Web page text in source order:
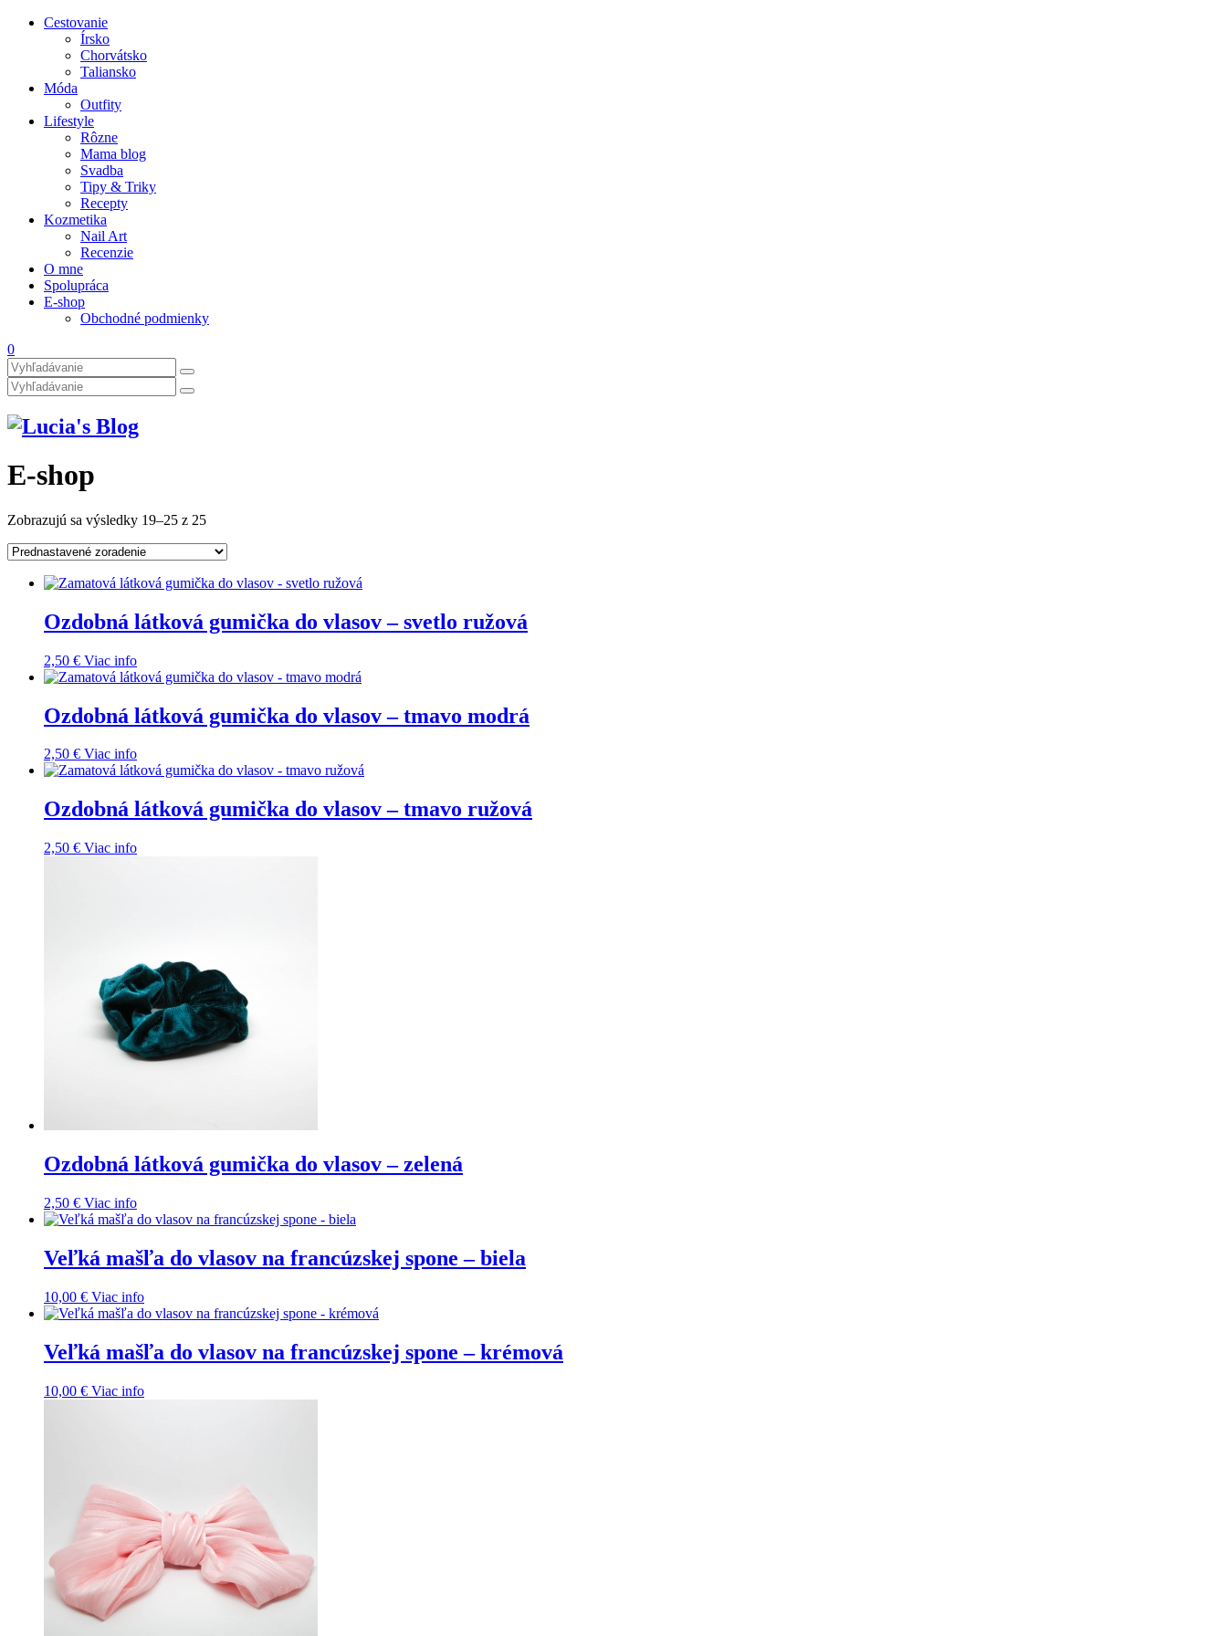
Cestovanie
Írsko
Chorvátsko
Taliansko
Móda
Outfity
Lifestyle
Rôzne
Mama blog
Svadba
Tipy & Triky
Recepty
Kozmetika
Nail Art
Recenzie
O mne
Spolupráca
E-shop
Obchodné podmienky
0
E-shop
Zobrazujú sa výsledky 19–25 z 25
Ozdobná látková gumička do vlasov – svetlo ružová
2,50 € Viac info
Ozdobná látková gumička do vlasov – tmavo modrá
2,50 € Viac info
Ozdobná látková gumička do vlasov – tmavo ružová
2,50 € Viac info
Ozdobná látková gumička do vlasov – zelená
2,50 € Viac info
Veľká mašľa do vlasov na francúzskej spone – biela
10,00 € Viac info
Veľká mašľa do vlasov na francúzskej spone – krémová
10,00 € Viac info